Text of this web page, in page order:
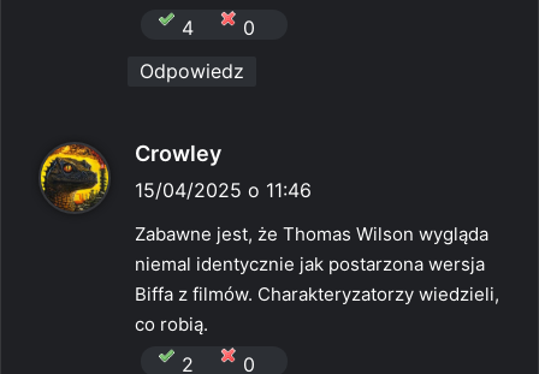
4
0
Odpowiedz
Crowley
i
e
15/04/2025 o 11:46
Zabawne jest, że Thomas Wilson wygląda
niemal identycznie jak postarzona wersja
Biffa z filmów. Charakteryzatorzy wiedzieli,
co robią.
2
0